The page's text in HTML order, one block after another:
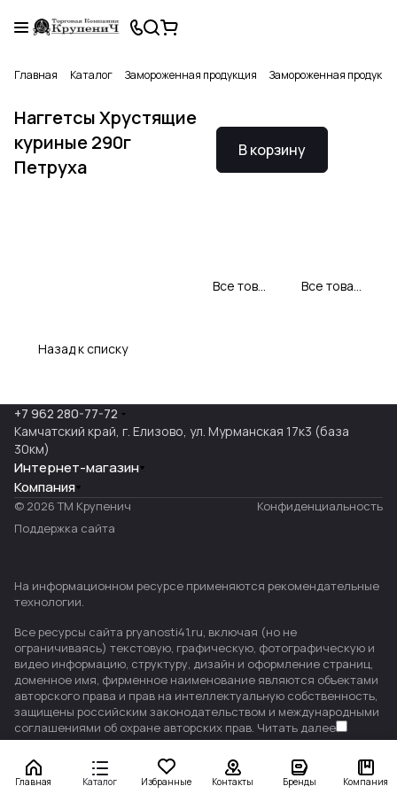
Главная Каталог Замороженная продукция Замороженная
Наггетсы Хрустящие
куриные 290г
Петруха
В корзину
Все товары Петруха Все товары категории
Назад к списку
Главная Каталог Избранные Контакты Бренды Компания
+7 962 280-77-72
Камчатский край, г. Елизово, ул. Мурманская 17к3 (база
30км)
Интернет-магазин
Компания
© 2026 ТМ Крупенич
Конфиденциальность
Поддержка сайта
На информационном ресурсе применяются рекомендательные
технологии.
Все ресурсы сайта pryanosti41.ru, включая (но не
ограничиваясь) текстовую, графическую, фотографическую и
видео информацию, структуру, дизайн и оформление страниц,
доменное имя, фирменное наименование являются объектами
авторского права и прав на интеллектуальную собственность,
защищены российским законодательством и международными
соглашениями об охране авторских прав. Читать далее